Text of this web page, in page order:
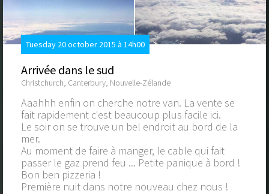
Tuesday 20 october 2015 à 14h00
Arrivée dans le sud
Christchurch, Canterbury, Nouvelle-Zélande
Aaahhh enfin on cherche notre van. La vente se
fait rapidement c'est beaucoup plus facile ici.
Le soir on se trouve un bel endroit au bord de la
mer.
Au moment de faire à manger, le cable qui fait
passer le gaz prend feu ... Petite panique à bord !
Bon ben pizzeria !
Première nuit dans notre nouveau chez nous !